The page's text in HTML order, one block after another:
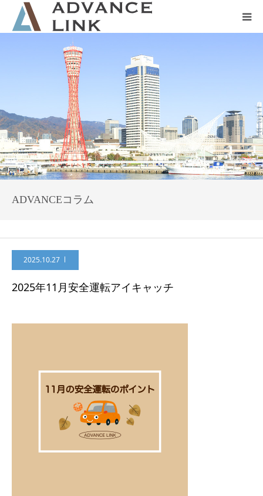
ADVANCEコラム
2025.10.27
2025年11月安全運転アイキャッチ
会社概要
ネット保険
事業保険